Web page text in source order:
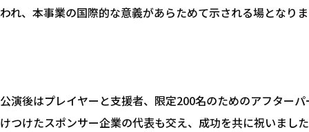
われ、本事業の国際的な意義があらためて示される場となり
公演後はプレイヤーと支援者、限定200名のためのアフター
けつけたスポンサー企業の代表も交え、成功を共に祝いまし